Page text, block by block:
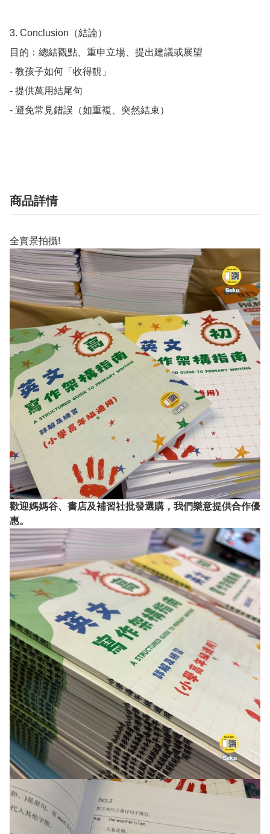
3. Conclusion（結論）
目的：總結觀點、重申立場、提出建議或展望
- 教孩子如何「收得靚」
- 提供萬用結尾句
- 避免常見錯誤（如重複、突然結束）
商品詳情
全實景拍攝!
歡迎媽媽谷、書店及補習社批發選購，我們樂意提供合作優
惠。